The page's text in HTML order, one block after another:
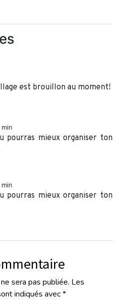
est brouillon au moment!
pourras mieux organiser ton
pourras mieux organiser ton
sera pas publiée. Les
indiqués avec*